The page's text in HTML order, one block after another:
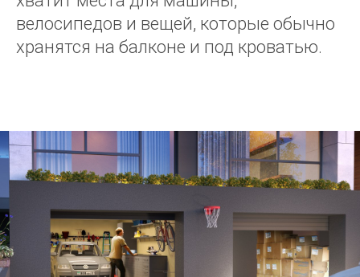
велосипедов и вещей, которые обычно
хранятся на балконе и под кроватью.